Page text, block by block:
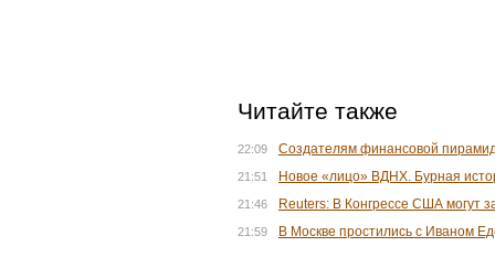
Читайте также
22:09 Создателям финансовой
21:51 Новое «лицо» ВДНХ. Бурная
21:46 Reuters: В Конгрессе США могут
21:59 В Москве простились с Иваном